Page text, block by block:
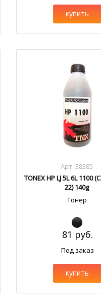
купить
Арт. 38385
TONEX HP LJ 5L 6L 1100
22) 140g
Тонер
81 руб.
Под заказ
купить